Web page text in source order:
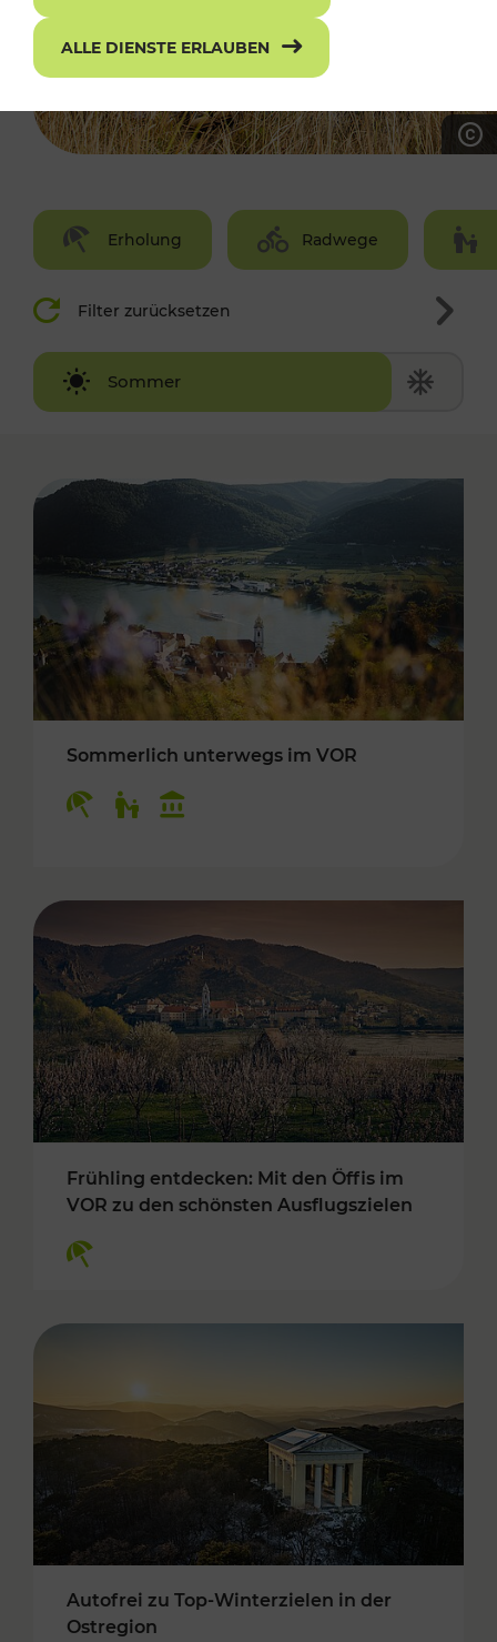
Erholung Radwege
Filter zurücksetzen
Sommer
Winter
Sommerlich unterwegs im VOR
Frühling entdecken: Mit den Öffis im
VOR zu den schönsten Ausflugszielen
Autofrei zu Top-Winterzielen in der
Ostregion
ALLE DIENSTE ERLAUBEN